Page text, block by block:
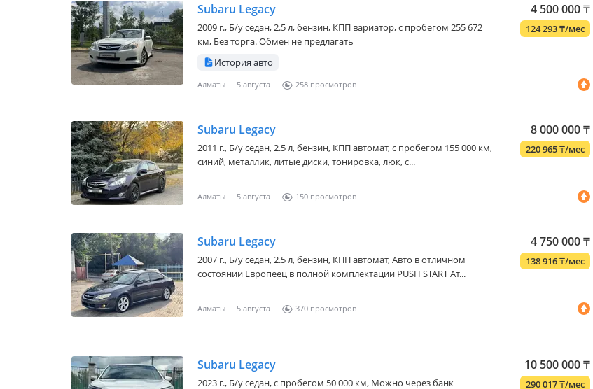
Subaru Legacy 4 500 000₸
2009 г., Б/у седан, 2.5 л, бензин, КПП вариатор, с пробегом 255 672
км, Без торга. Обмен не предлагать
124 293₸/мес
История авто
Алматы 5 августа 258
Subaru Legacy 8 000 000₸
2011 г., Б/у седан, 2.5 л, бензин, КПП автомат, с пробегом 155 000 км,
синий, металлик, литые диски, тонировка, люк, с...
220 965₸/мес
Алматы 5 августа 150
Subaru Legacy 4 750 000₸
2007 г., Б/у седан, 2.5 л, бензин, КПП автомат, Авто в отличном
состоянии Европеец в полной комплектации PUSH START Ат...
138 916₸/мес
Алматы 5 августа 370
Subaru Legacy 10 500 000₸
2023 г., Б/у седан, с пробегом 50 000 км, Можно через банк 290 017₸/мес